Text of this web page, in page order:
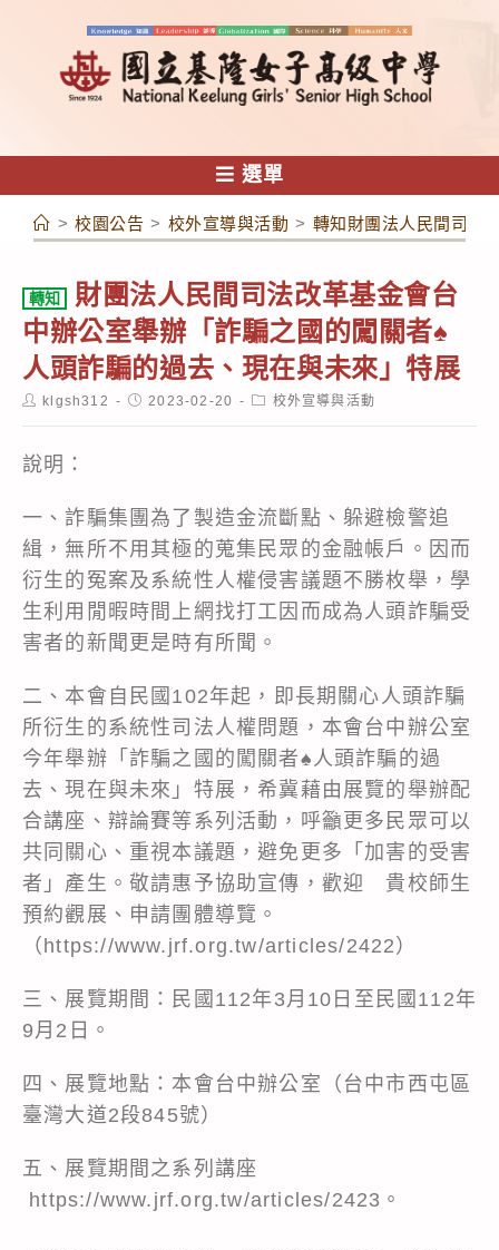
容
選單
> 校園公告 > 校外宣導與活動 > 轉知財團法人民間司法
轉知
財團法人民間司法改革基金會台
中辦公室舉辦「詐騙之國的闖關者♠
人頭詐騙的過去、現在與未來」特展
Postklgsh312
Post2023-02-20
Post校外宣導與活動
說明：
一、詐騙集團為了製造金流斷點、躲避檢警追
緝，無所不用其極的蒐集民眾的金融帳戶。因而
衍生的冤案及系統性人權侵害議題不勝枚舉，學
生利用閒暇時間上網找打工因而成為人頭詐騙受
害者的新聞更是時有所聞。
二、本會自民國102年起，即長期關心人頭詐騙
所衍生的系統性司法人權問題，本會台中辦公室
今年舉辦「詐騙之國的闖關者♠人頭詐騙的過
去、現在與未來」特展，希冀藉由展覽的舉辦配
合講座、辯論賽等系列活動，呼籲更多民眾可以
共同關心、重視本議題，避免更多「加害的受害
者」產生。敬請惠予協助宣傳，歡迎 貴校師生
預約觀展、申請團體導覽。
（https://www.jrf.org.tw/articles/2422）
三、展覽期間：民國112年3月10日至民國112年
9月2日。
四、展覽地點：本會台中辦公室（台中市西屯區
臺灣大道2段845號）
五、展覽期間之系列講座
https://www.jrf.org.tw/articles/2423。